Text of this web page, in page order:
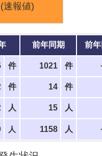
(速報値)
前年同期 前
件 1021 件
件 14 件
人 15 人
人 1158 人